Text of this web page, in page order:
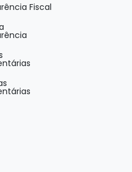
Fiscal